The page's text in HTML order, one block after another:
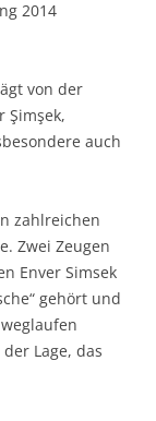
2014
von der
Şimşek,
auch
zahlreichen
Zwei Zeugen
Enver Simsek
gehört und
Lage, das